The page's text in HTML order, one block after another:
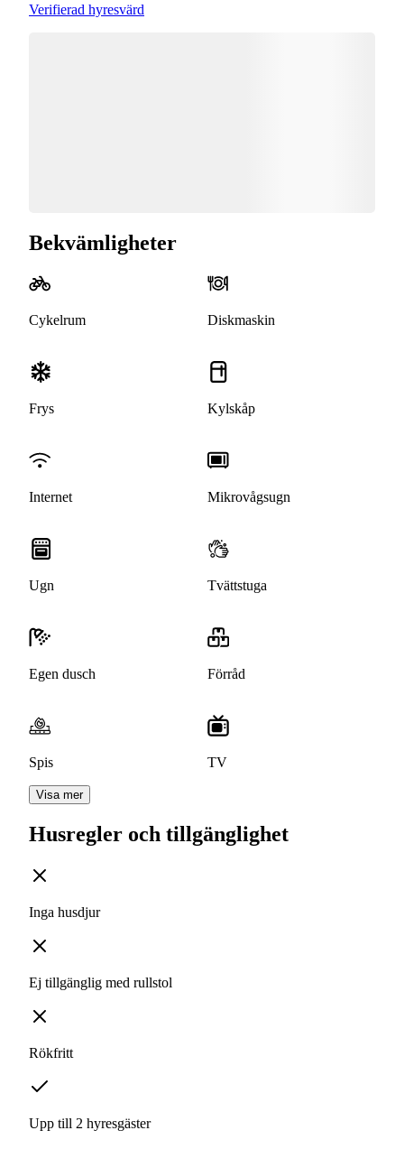
Verifierad hyresvärd
Bekvämligheter
Cykelrum Diskmaskin
Frys Kylskåp
Internet Mikrovågsugn
Ugn Tvättstuga
Egen dusch Förråd
Spis TV
Visa mer
Husregler och tillgänglighet
Inga husdjur
Ej tillgänglig med rullstol
Rökfritt
Upp till 2 hyresgäster